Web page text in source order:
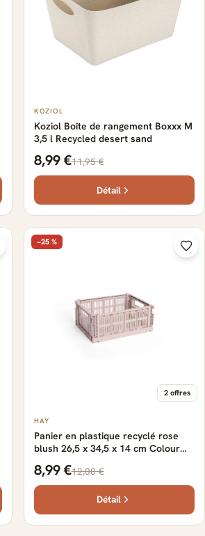
KOZIOL
Koziol Boîte de rangement Boxxx M
3,5 l Recycled desert sand
8,99 €11,95 €
Détail
−25 %
2 offres
HAY
Panier en plastique recyclé rose
blush 26,5 x 34,5 x 14 cm Colour
8,99 €12,00 €
Détail